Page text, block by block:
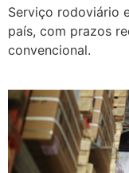
Serviço rodoviário
país, com prazos
convencional.